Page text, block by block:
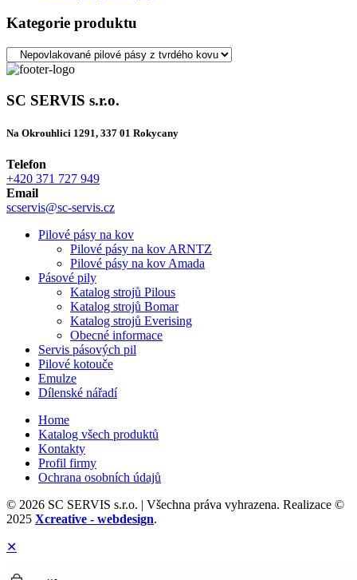
Kategorie produktu
SC SERVIS s.r.o.
Na Okrouhlici 1291, 337 01 Rokycany
Telefon
+420 371 727 949
Email
scservis@sc-servis.cz
Pilové pásy na kov
Pilové pásy na kov ARNTZ
Pilové pásy na kov Amada
Pásové pily
Katalog strojů Pilous
Katalog strojů Bomar
Katalog strojů Everising
Obecné informace
Servis pásových pil
Pilové kotouče
Emulze
Dílenské nářadí
Home
Katalog všech produktů
Kontakty
Profil firmy
Ochrana osobních údajů
© 2026 SC SERVIS s.r.o. | Všechna práva vyhrazena. Realizace ©
2025 Xcreative - webdesign.
✕